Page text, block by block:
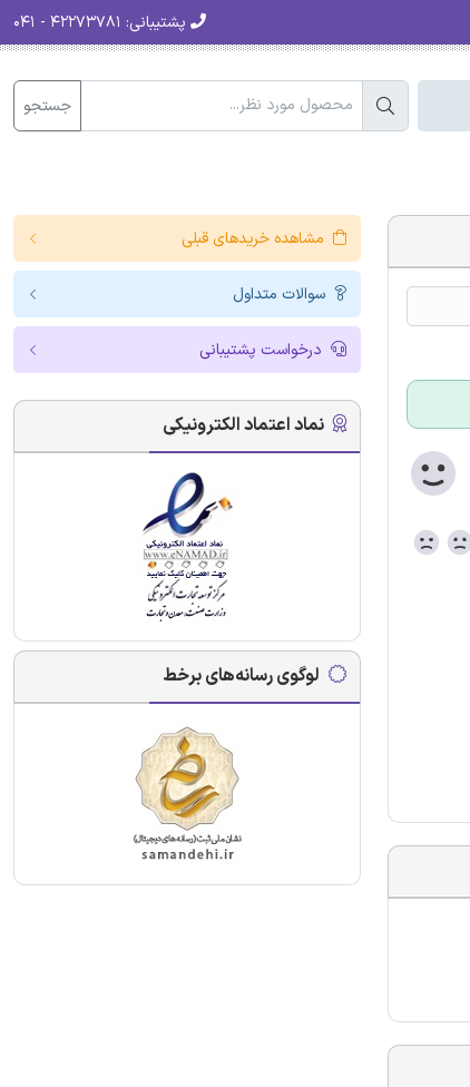
پشتیبانی:
جستجو
مشاهده خریدهای قبلی
سوالات متداول
درخواست پشتیبانی
نماد اعتماد الکترونیکی
لوگوی رسانه‌های برخط